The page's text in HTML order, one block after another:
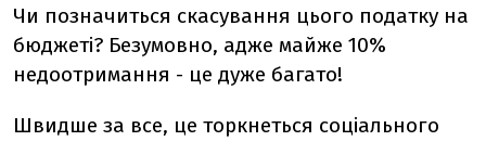
Чи позначиться скасування цього податку на
бюджеті? Безумовно, адже майже 10%
недоотримання - це дуже багато!
Швидше за все, це торкнеться соціального